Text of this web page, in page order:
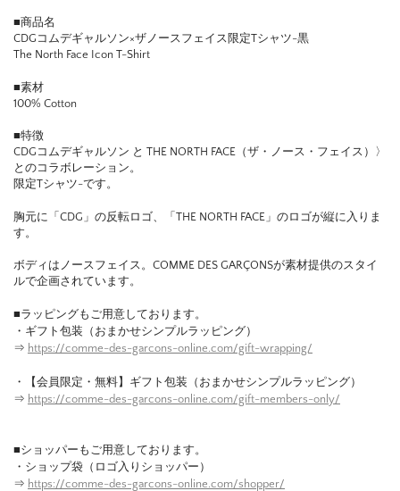
■商品名
CDGコムデギャルソン×ザノースフェイス限定Tシャツ-黒
The North Face Icon T-Shirt
■素材
100% Cotton
■特徴
CDGコムデギャルソン と THE NORTH FACE（ザ・ノース・フェイス）〉
とのコラボレーション。
限定Tシャツ-です。
胸元に「CDG」の反転ロゴ、「THE NORTH FACE」のロゴが縦に入りま
す。
ボディはノースフェイス。COMME DES GARÇONSが素材提供のスタイ
ルで企画されています。
■ラッピングもご用意しております。
・ギフト包装（おまかせシンプルラッピング）
⇒ https://comme-des-garcons-online.com/gift-wrapping/
・【会員限定・無料】ギフト包装（おまかせシンプルラッピング）
⇒ https://comme-des-garcons-online.com/gift-members-only/
■ショッパーもご用意しております。
・ショップ袋（ロゴ入りショッパー）
⇒ https://comme-des-garcons-online.com/shopper/